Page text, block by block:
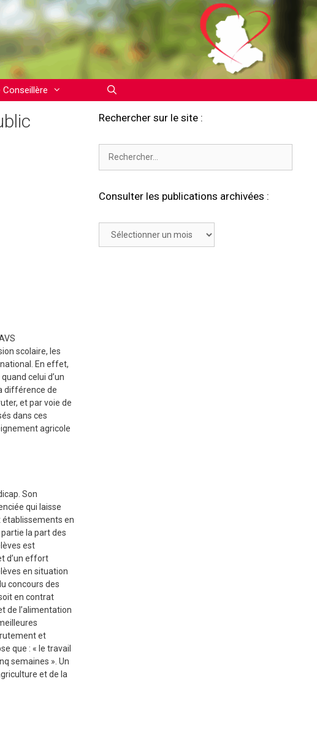
scolaire, les
En effet,
celui d’un
différence de
et par voie de
dans ces
agricole
Son
qui laisse
établissements en
la part des
est
d’un effort
en situation
concours des
en contrat
de l’alimentation
et
que : « le travail
semaines ». Un
et de la
Rechercher sur le site :
Consulter les publications archivées :